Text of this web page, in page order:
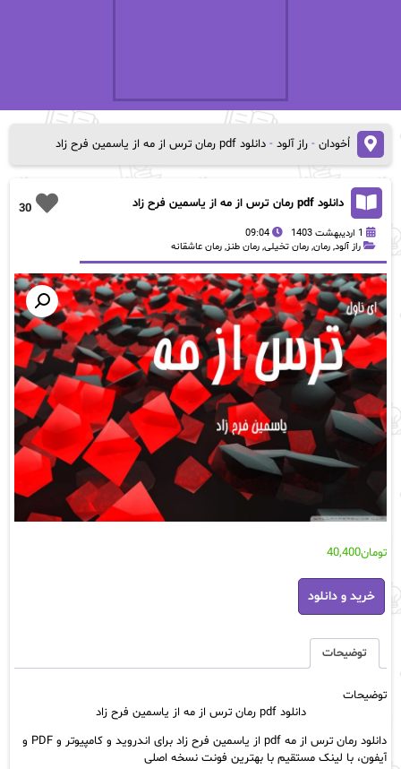
اُخودان- راز آلود- دانلود pdf رمان ترس از مه از یاسمین فرح زاد
30 دانلود pdf رمان ترس از مه از یاسمین فرح زاد
1 اردیبهشت 1403
09:04
راز آلود, رمان, رمان تخیلی, رمان طنز, رمان عاشقانه
تومان40,400
دانلود
pdf
رمان
مه
یاسمین
زاد
عدد
خرید و دانلود
توضیحات
توضیحات
دانلود pdf رمان ترس از مه از یاسمین فرح زاد
دانلود رمان ترس از مه pdf از یاسمین فرح زاد برای اندروید و کامپیوتر و PDF و
آیفون، با لینک مستقیم با بهترین فونت نسخه اصلی